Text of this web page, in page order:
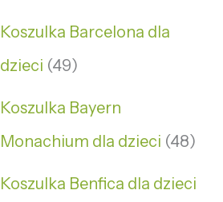
Koszulka Barcelona dla
dzieci 49
Koszulka Bayern
Monachium dla dzieci 48
Koszulka Benfica dla dzieci